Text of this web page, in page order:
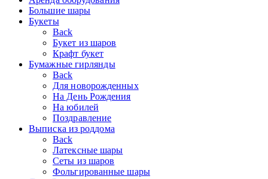
Большие шары
Букеты
Back
Букет из шаров
Крафт букет
Бумажные гирлянды
Back
Для новорожденных
На День Рождения
На юбилей
Поздравление
Выписка из роддома
Back
Латексные шары
Сеты из шаров
Фольгированные шары